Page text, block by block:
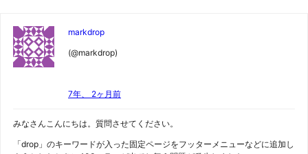
markdrop
(@markdrop)
7年、 2ヶ月前
みなさんこんにちは。質問させてください。
「drop」のキーワードが入った固定ページをフッターメニューなどに追加し